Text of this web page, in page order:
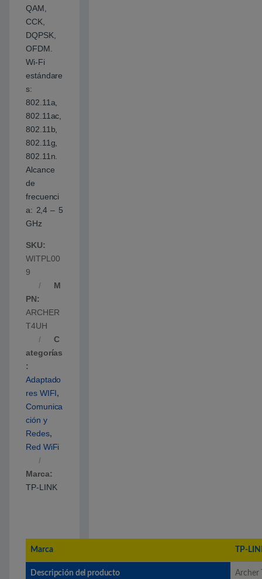
QAM,
CCK,
DQPSK,
OFDM.
Wi-Fi
estándare
s:
802.11a,
802.11ac,
802.11b,
802.11g,
802.11n.
Alcance
de
frecuenci
a: 2,4 – 5
GHz
SKU:
WITPL00
9
M
PN:
ARCHER
T4UH
C
ategorías
:
Adaptado
res WIFI,
Comunica
ción y
Redes,
Red WiFi
Marca:
TP-LINK
Marca TP-
Descripción del producto Archer